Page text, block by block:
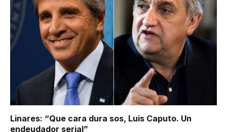
Linares: “Que cara dura sos, Luis Caputo. Un
endeudador serial”